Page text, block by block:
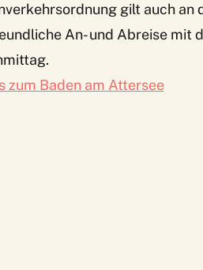
gilt auch an
An- und Abreise mit
zum Baden am Attersee